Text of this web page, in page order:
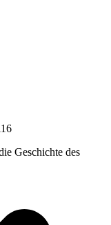
Geschichte des